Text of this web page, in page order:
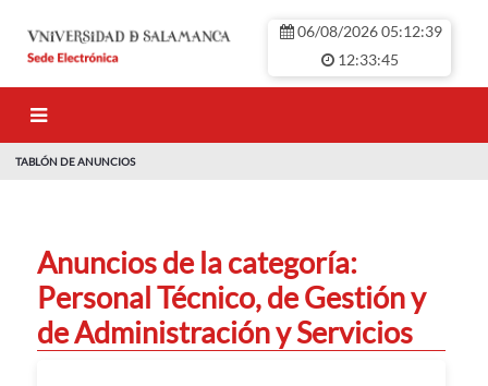
06/08/2026 05:12:40
12:33:45
TABLÓN DE ANUNCIOS
Anuncios de la categoría:
Personal Técnico, de Gestión y
de Administración y Servicios